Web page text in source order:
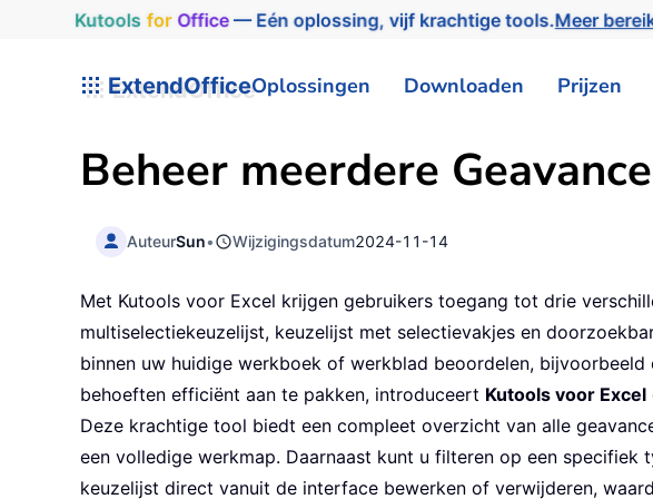
Kutools for Office— Eén oplossing, vijf krachtige tools.Meer
ExtendOfficeOplossingen Downloaden Prijzen
Beheer meerdere
AuteurSun• Wijzigingsdatum2024-11-14
Met Kutools voor Excel krijgen gebruikers toegang tot drie
multiselectiekeuzelijst, keuzelijst met selectievakjes en
binnen uw huidige werkboek of werkblad beoordelen,
behoeften efficiënt aan te pakken, introduceert Kutools voor Excel
Deze krachtige tool biedt een compleet overzicht van alle
een volledige werkmap. Daarnaast kunt u filteren op een specifiek
keuzelijst direct vanuit de interface bewerken of verwijderen,